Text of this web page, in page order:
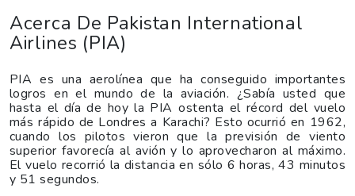
Acerca De Pakistan International
Airlines (PIA)
PIA es una aerolínea que ha conseguido importantes
logros en el mundo de la aviación. ¿Sabía usted que
hasta el día de hoy la PIA ostenta el récord del vuelo
más rápido de Londres a Karachi? Esto ocurrió en 1962,
cuando los pilotos vieron que la previsión de viento
superior favorecía al avión y lo aprovecharon al máximo.
El vuelo recorrió la distancia en sólo 6 horas, 43 minutos
y 51 segundos.